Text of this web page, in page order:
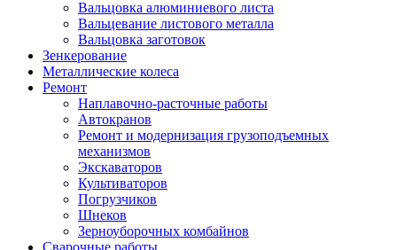
Вальцовка алюминиевого листа
Вальцевание листового металла
Вальцовка заготовок
Зенкерование
Металлические колеса
Ремонт
Наплавочно-расточные работы
Автокранов
Ремонт и модернизация грузоподъемных
механизмов
Экскаваторов
Культиваторов
Погрузчиков
Шнеков
Зерноуборочных комбайнов